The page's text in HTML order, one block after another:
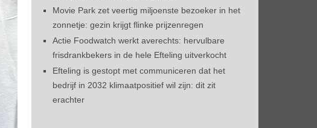
Movie Park zet veertig miljoenste bezoeker in het
zonnetje: gezin krijgt flinke prijzenregen
Actie Foodwatch werkt averechts: hervulbare
frisdrankbekers in de hele Efteling uitverkocht
Efteling is gestopt met communiceren dat het
bedrijf in 2032 klimaatpositief wil zijn: dit zit
erachter